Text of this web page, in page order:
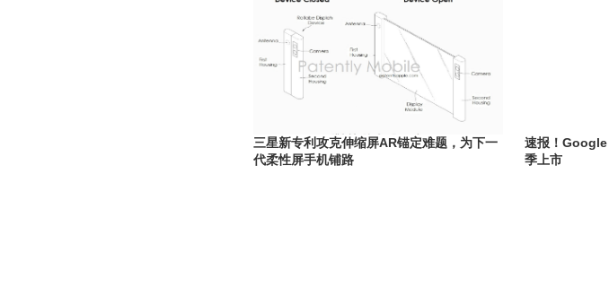
三星新专利攻克伸缩屏AR锚定难题，为下一
代柔性屏手机铺路
速报！Google
季上市